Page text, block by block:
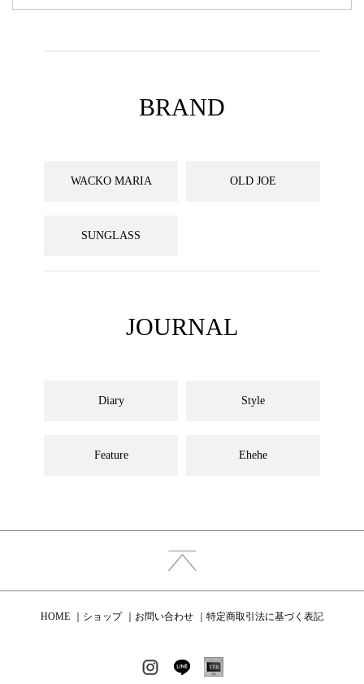
BRAND
WACKO MARIA OLD JOE
SUNGLASS
JOURNAL
Diary Style
Feature Ehehe
HOME ショップ お問い合わせ 特定商取引法に基づく表記